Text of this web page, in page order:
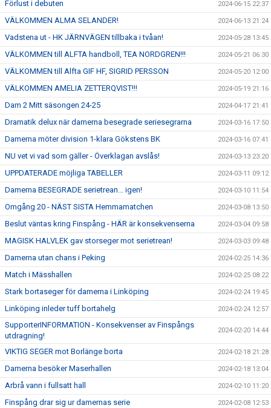
Förlust i debuten 2024-06-15 22:37
VÄLKOMMEN ALMA SELANDER! 2024-06-13 21:24
Vadstena ut - HK JÄRNVÄGEN tillbaka i tvåan! 2024-05-28 13:45
VÄLKOMMEN till ALFTA handboll, TEA NORDGREN!!! 2024-05-21 06:30
VÄLKOMMEN till Alfta GIF HF, SIGRID PERSSON 2024-05-20 12:00
VÄLKOMMEN AMELIA ZETTERQVIST!!! 2024-05-19 21:16
Dam 2 Mitt säsongen 24-25 2024-04-17 21:41
Dramatik delux när damerna besegrade seriesegrarna 2024-03-16 17:50
Damerna möter division 1-klara Gökstens BK 2024-03-16 07:41
NU vet vi vad som gäller - Överklagan avslås! 2024-03-13 23:20
UPPDATERADE möjliga TABELLER 2024-03-11 09:12
Damerna BESEGRADE serietrean... igen! 2024-03-10 11:54
Omgång 20 - NÄST SISTA Hemmamatchen 2024-03-08 13:50
Beslut väntas kring Finspång - HÄR är konsekvenserna 2024-03-04 09:58
MAGISK HALVLEK gav storseger mot serietrean! 2024-03-03 09:48
Damerna utan chans i Peking 2024-02-25 14:36
Match i Mässhallen 2024-02-25 08:22
Stark bortaseger för damerna i Linköping 2024-02-24 19:45
Linköping inleder tuff bortahelg 2024-02-24 12:57
SupporterINFORMATION - Konsekvenser av Finspångs
utdragning!
2024-02-20 14:44
VIKTIG SEGER mot Borlänge borta 2024-02-18 21:28
Damerna besöker Maserhallen 2024-02-18 13:04
Arbrå vann i fullsatt hall 2024-02-10 11:20
Finspång drar sig ur damernas serie 2024-02-08 12:53